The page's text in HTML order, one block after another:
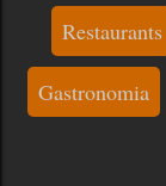
Restaurants
Gastronomia